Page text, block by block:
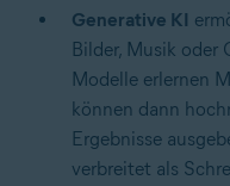
Generative KI
Bilder, Musik oder
Modelle erlernen
können dann
Ergebnisse
verbreitet als